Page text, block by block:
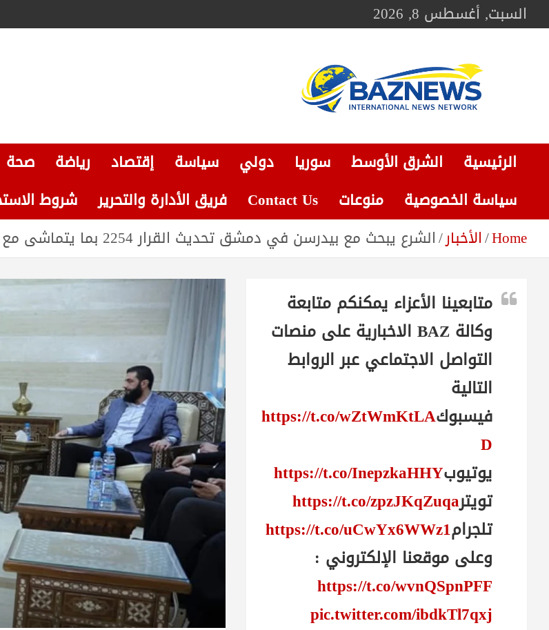
Skip
to السبت, أغسطس 8, 2026
شبكة باز الإخبارية
الرئيسية الشرق الأوسط سوريا دولي سياسة إقتصاد رياضة صحة
سياسة الخصوصية
منوعات Contact Us فريق الأدارة والتحرير شروط
Home الأخبار الشرع يبحث مع بيدرسن في دمشق تحديث القرار 2254 بما يتماشى مع التطورات السياسية
متابعينا الأعزاء يمكنكم متابعة
وكالة BAZ الاخبارية على منصات
التواصل الاجتماعي عبر الروابط
التالية
فيسبوكhttps://t.co/wZtWmKtLA
D
يوتيوبhttps://t.co/InepzkaHHY
تويترhttps://t.co/zpzJKqZuqa
تلجرامhttps://t.co/uCwYx6WWz1
وعلى موقعنا الإلكتروني :
https://t.co/wvnQSpnPFF
pic.twitter.com/ibdkTl7qxj